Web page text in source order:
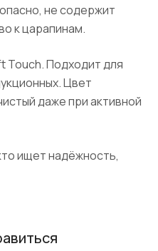
не содержит
к царапинам.
Touch. Подходит для
Цвет
даже при активной
ищет надёжность,